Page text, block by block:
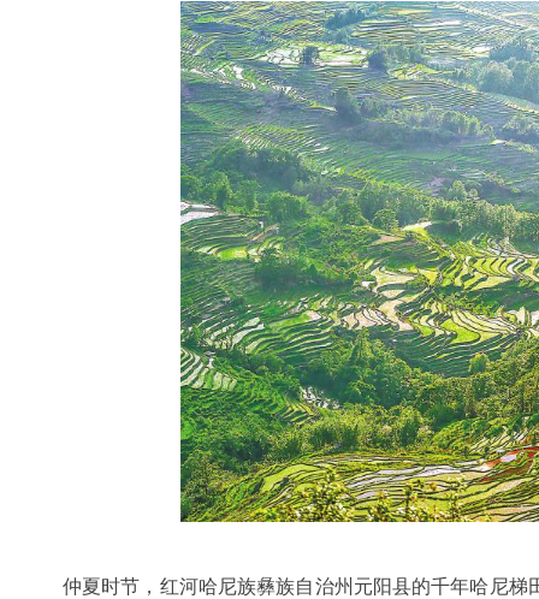
仲夏时节，红河哈尼族彝族自治州元阳县的千年哈尼